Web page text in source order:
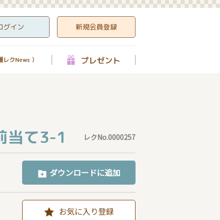
グイン 新規会員登録
レクNews ） プレゼント
当て3-1 レクNo.0000257
ダウンロードに追加
お気に入り登録